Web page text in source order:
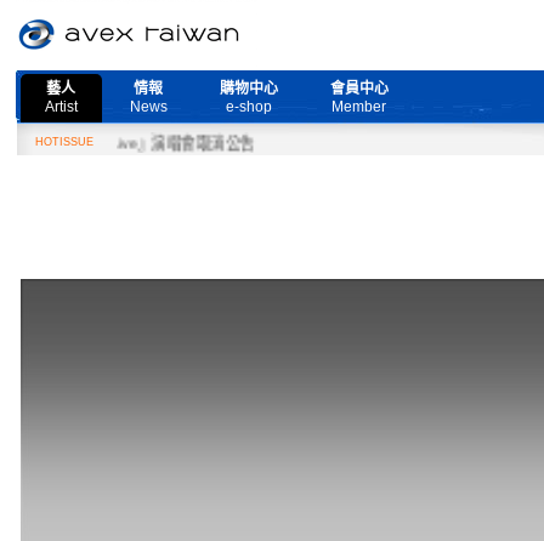
藝人
Artist
情報
News
購物中心
e-shop
會員中心
Member
HOTISSUE
Live』演唱會取消公告